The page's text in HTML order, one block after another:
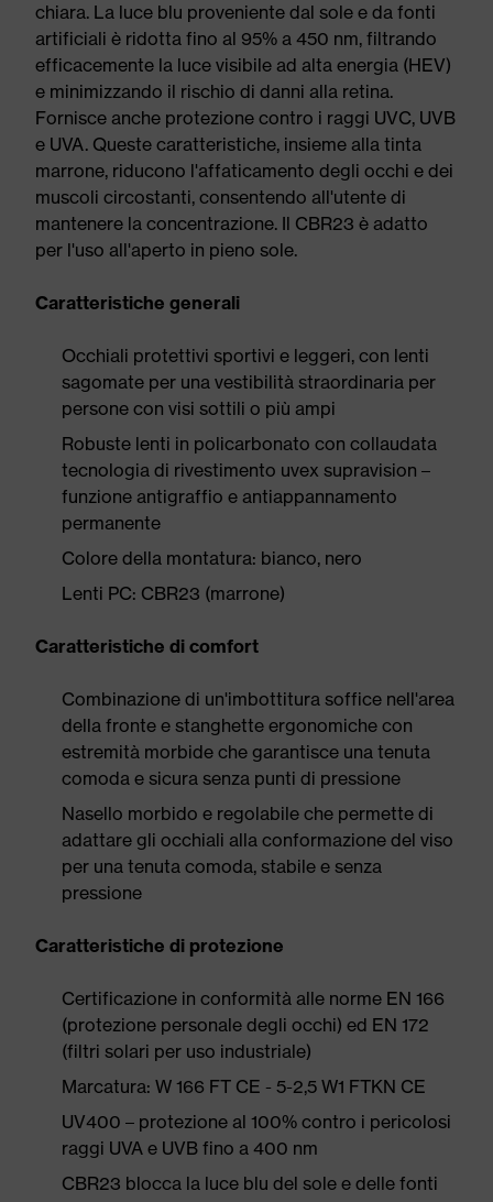
chiara. La luce blu proveniente dal sole e da fonti
artificiali è ridotta fino al 95% a 450 nm, filtrando
efficacemente la luce visibile ad alta energia (HEV)
e minimizzando il rischio di danni alla retina.
Fornisce anche protezione contro i raggi UVC, UVB
e UVA. Queste caratteristiche, insieme alla tinta
marrone, riducono l'affaticamento degli occhi e dei
muscoli circostanti, consentendo all'utente di
mantenere la concentrazione. Il CBR23 è adatto
per l'uso all'aperto in pieno sole.
Caratteristiche generali
Occhiali protettivi sportivi e leggeri, con lenti
sagomate per una vestibilità straordinaria per
persone con visi sottili o più ampi
Robuste lenti in policarbonato con collaudata
tecnologia di rivestimento uvex supravision –
funzione antigraffio e antiappannamento
permanente
Colore della montatura: bianco, nero
Lenti PC: CBR23 (marrone)
Caratteristiche di comfort
Combinazione di un'imbottitura soffice nell'area
della fronte e stanghette ergonomiche con
estremità morbide che garantisce una tenuta
comoda e sicura senza punti di pressione
Nasello morbido e regolabile che permette di
adattare gli occhiali alla conformazione del viso
per una tenuta comoda, stabile e senza
pressione
Caratteristiche di protezione
Certificazione in conformità alle norme EN 166
(protezione personale degli occhi) ed EN 172
(filtri solari per uso industriale)
Marcatura: W 166 FT CE - 5-2,5 W1 FTKN CE
UV400 – protezione al 100% contro i pericolosi
raggi UVA e UVB fino a 400 nm
CBR23 blocca la luce blu del sole e delle fonti